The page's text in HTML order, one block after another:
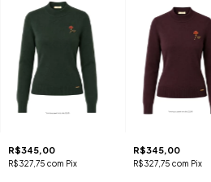
R$345,00
R$327,75 com Pix
R$345,00
R$327,75com Pix